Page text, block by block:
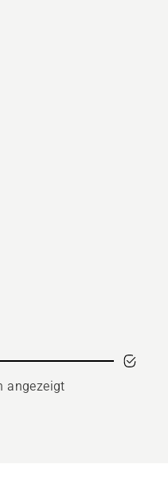
angezeigt